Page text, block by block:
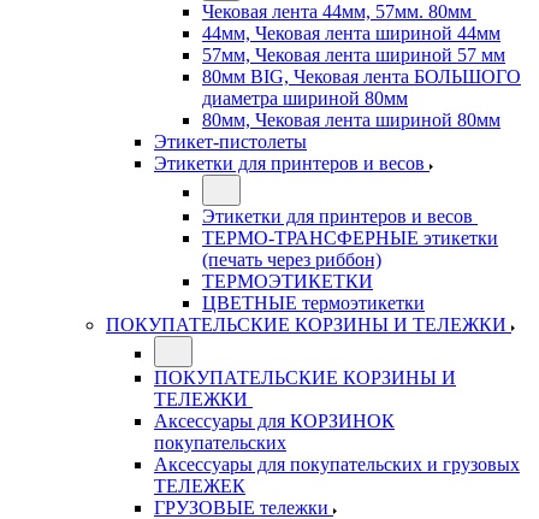
Чековая лента 44мм, 57мм. 80мм
44мм, Чековая лента шириной 44мм
57мм, Чековая лента шириной 57 мм
80мм BIG, Чековая лента БОЛЬШОГО
диаметра шириной 80мм
80мм, Чековая лента шириной 80мм
Этикет-пистолеты
Этикетки для принтеров и весов
Этикетки для принтеров и весов
ТЕРМО-ТРАНСФЕРНЫЕ этикетки
(печать через риббон)
ТЕРМОЭТИКЕТКИ
ЦВЕТНЫЕ термоэтикетки
ПОКУПАТЕЛЬСКИЕ КОРЗИНЫ И ТЕЛЕЖКИ
ПОКУПАТЕЛЬСКИЕ КОРЗИНЫ И
ТЕЛЕЖКИ
Аксессуары для КОРЗИНОК
покупательских
Аксессуары для покупательских и грузовых
ТЕЛЕЖЕК
ГРУЗОВЫЕ тележки